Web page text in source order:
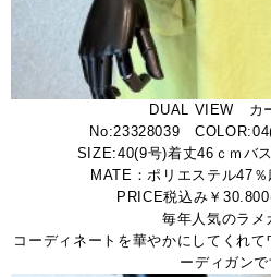
DUAL VIEW カ
No:23328039
SIZE:40(9号)着丈46ｃｍバ
MATE：ポリエステル47
PRICE税込み￥
毎年人気のラメ
コーディネートを華やかにしてくれ
ーディガンで